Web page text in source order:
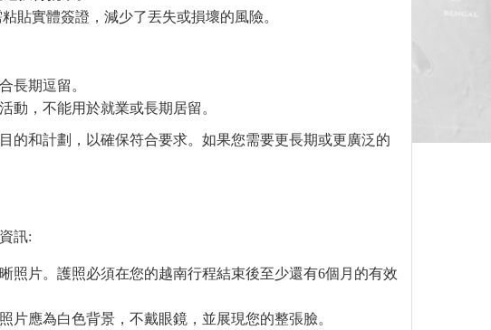
貼實體簽證，減少了丟失或損壞的風險。
長期逗留。
動，不能用於就業或長期居留。
的和計劃，以確保符合要求。如果您需要更長期或更廣泛的
訊:
照片。護照必須在您的越南行程結束後至少還有6個月的有效
片應為白色背景，不戴眼鏡，並展現您的整張臉。